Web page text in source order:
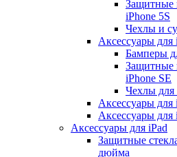
Защитные
iPhone 5S
Чехлы и
Аксессуары для
Бамперы
Защитные
iPhone SE
Чехлы для
Аксессуары для
Аксессуары для
Аксессуары для iPad
Защитные
дюйма